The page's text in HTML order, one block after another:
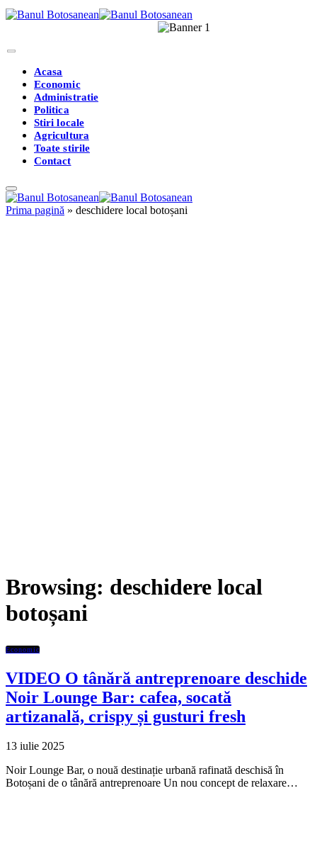
Acasa
Economic
Administratie
Politica
Stiri locale
Agricultura
Toate stirile
Contact
Prima pagină » deschidere local botoșani
Browsing: deschidere local
botoșani
Economic
VIDEO O tânără antreprenoare deschide
Noir Lounge Bar: cafea, socată
artizanală, crispy și gusturi fresh
13 iulie 2025
Noir Lounge Bar, o nouă destinație urbană rafinată deschisă în
Botoșani de o tânără antreprenoare Un nou concept de relaxare…